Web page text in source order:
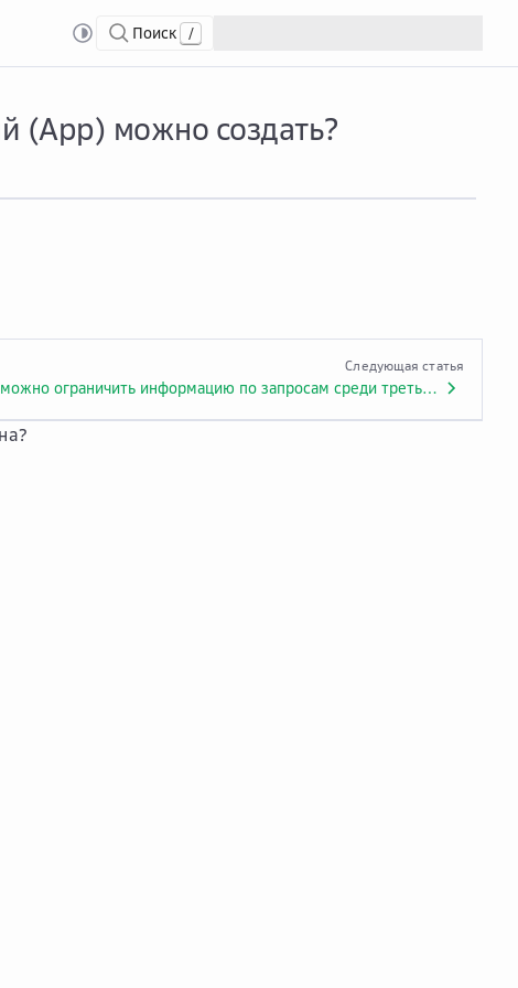
Поиск /
(App) можно создать?
Следующая статья
Как можно ограничить информацию по запросам среди третьих лиц, которые вызывают тот же API при использовании App authentication?